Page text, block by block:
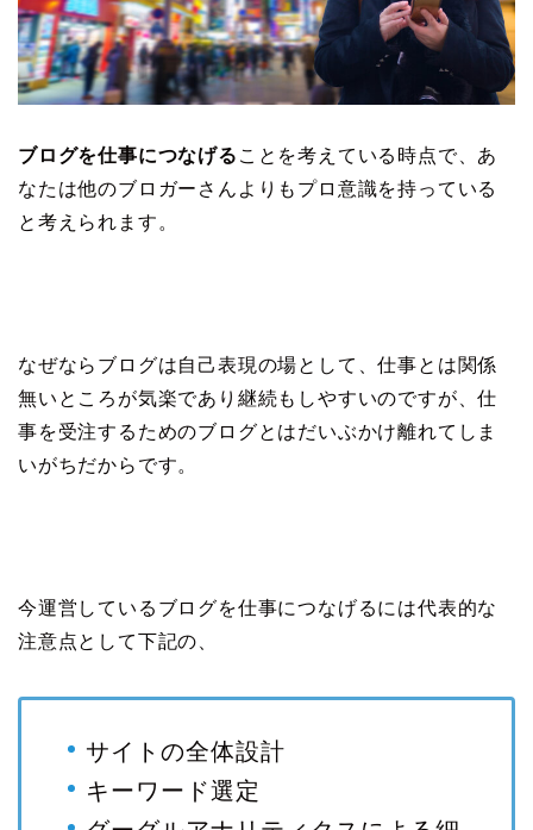
ブログを仕事につなげる ことを考えている時点で、あ
なたは他のブロガーさんよりもプロ意識を持っている
と考えられます。
なぜならブログは自己表現の場として、仕事とは関係
無いところが気楽であり継続もしやすいのですが、仕
事を受注するためのブログとはだいぶかけ離れてしま
いがちだからです。
今運営しているブログを仕事につなげるには代表的な
注意点として下記の、
サイトの全体設計
キーワード選定